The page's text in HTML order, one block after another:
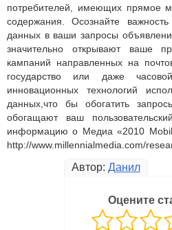
потребителей, имеющих прямое
содержания. Осознайте
данных в ваши запросы
значительно открывают ваше
кампаний направленных на
государство или даже
инновационных технологий
данных,что бы обогатить
обогащают ваш
информацию о Медиа «2010
http://www.millennialmedia.com/
Автор: Данил
Оцените